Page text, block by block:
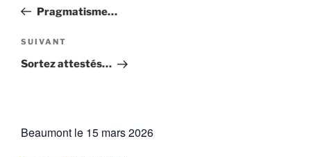
l’article
précédent
Pragmatisme…
Article
suivant
SUIVANT
Sortez attestés…
Beaumont le 15 mars 2026